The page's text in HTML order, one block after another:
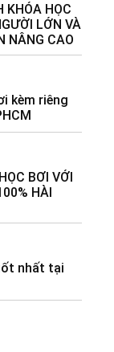
KHÓA HỌC
LỚN VÀ
NÂNG CAO
kèm riêng
BƠI VỚI
HÀI
nhất tại